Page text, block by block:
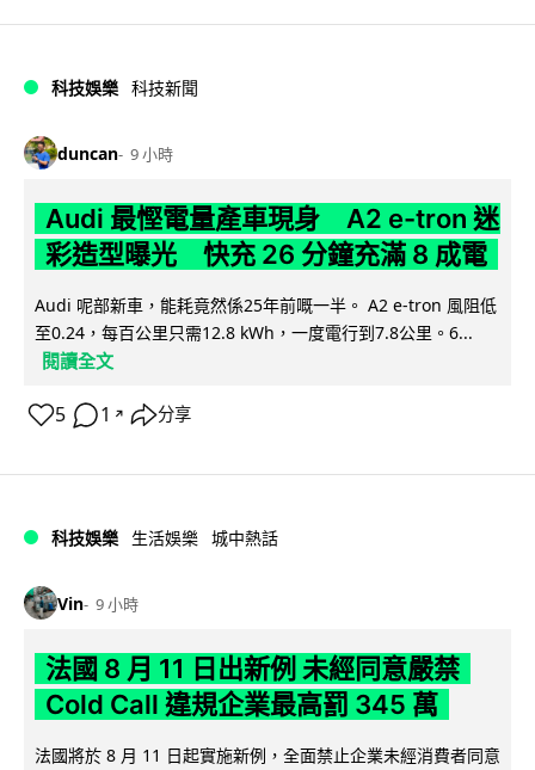
科技娛樂 科技新聞
duncan 9 小時
Audi 最慳電量產車現身 A2 e-tron 迷
彩造型曝光 快充 26 分鐘充滿 8 成電
Audi 呢部新車，能耗竟然係25年前嘅一半。 A2 e-tron 風阻低
至0.24，每百公里只需12.8 kWh，一度電行到7.8公里。6...
閱讀全文
5 1 ↗ 分享
科技娛樂 生活娛樂 城中熱話
Vin 9 小時
法國 8 月 11 日出新例 未經同意嚴禁
Cold Call 違規企業最高罰 345 萬
法國將於 8 月 11 日起實施新例，全面禁止企業未經消費者同意